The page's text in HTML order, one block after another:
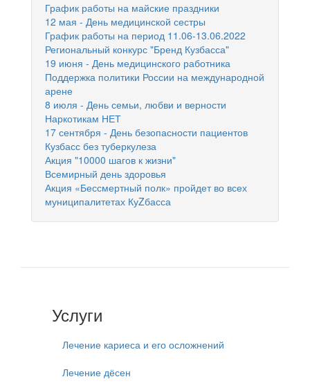
График работы на майские праздники
12 мая - День медицинской сестры
График работы на период 11.06-13.06.2022
Региональный конкурс "Бренд Кузбасса"
19 июня - День медицинского работника
Поддержка политики России на международной
арене
8 июля - День семьи, любви и верности
Наркотикам НЕТ
17 сентября - День безопасности пациентов
Кузбасс без туберкулеза
Акция "10000 шагов к жизни"
Всемирный день здоровья
Акция «Бессмертный полк» пройдет во всех
муниципалитетах КуZбасса
Услуги
Лечение кариеса и его осложнений
Лечение дёсен